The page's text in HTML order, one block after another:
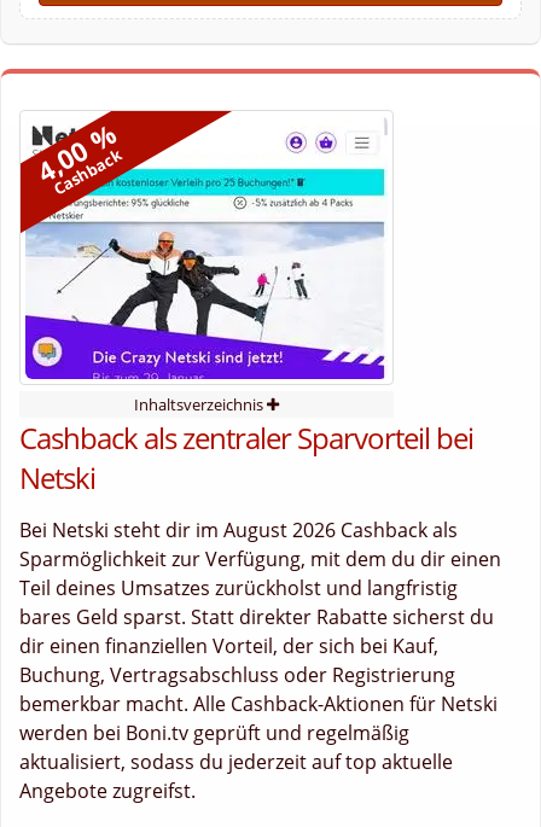
4,00 %
Cashback
Inhaltsverzeichnis
Cashback als zentraler Sparvorteil bei
Netski
Bei Netski steht dir im August 2026 Cashback als
Sparmöglichkeit zur Verfügung, mit dem du dir einen
Teil deines Umsatzes zurückholst und langfristig
bares Geld sparst. Statt direkter Rabatte sicherst du
dir einen finanziellen Vorteil, der sich bei Kauf,
Buchung, Vertragsabschluss oder Registrierung
bemerkbar macht. Alle Cashback-Aktionen für Netski
werden bei Boni.tv geprüft und regelmäßig
aktualisiert, sodass du jederzeit auf top aktuelle
Angebote zugreifst.